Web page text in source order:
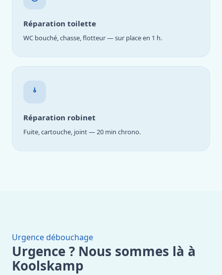
Réparation toilette
WC bouché, chasse, flotteur — sur place en 1 h.
Réparation robinet
Fuite, cartouche, joint — 20 min chrono.
Urgence débouchage
Urgence ? Nous sommes là à
Koolskamp